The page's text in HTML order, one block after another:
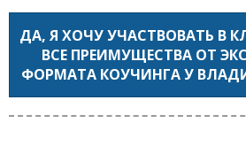
ДА, Я ХОЧУ УЧАСТВОВАТЬ В
ВСЕ ПРЕИМУЩЕСТВА ОТ
ФОРМАТА КОУЧИНГА У